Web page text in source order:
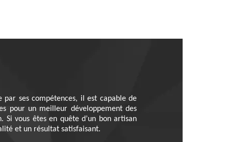
ses compétences, il est capable de
pour un meilleur développement des
vous êtes en quête d’un bon artisan
et un résultat satisfaisant.